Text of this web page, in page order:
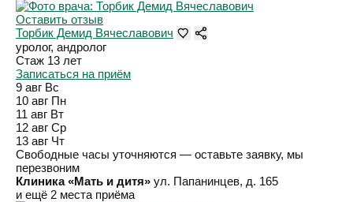
Оставить отзыв
Торбик Демид Вячеславович
уролог, андролог
Стаж 13 лет
Записаться на приём
9 авг Вс
10 авг Пн
11 авг Вт
12 авг Ср
13 авг Чт
Свободные часы уточняются — оставьте заявку, мы
перезвоним
Клиника «Мать и дитя» ул. Папанинцев, д. 165
и ещё 2 места приёма